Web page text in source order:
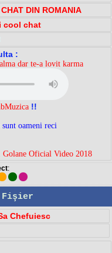
DIN ROMANIA
cool chat
:
dar te-a lovit karma
!!
oameni reci
Golane Oficial Video 2018
:
Chefuiesc